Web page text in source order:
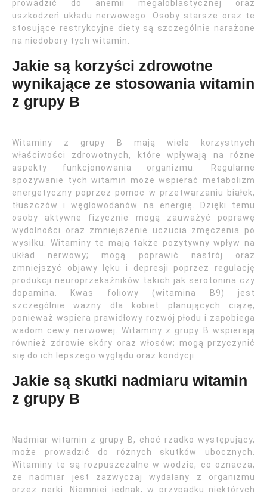
prowadzić do anemii megaloblastycznej oraz
uszkodzeń układu nerwowego. Osoby starsze oraz te
stosujące restrykcyjne diety są szczególnie narażone
na niedobory tych witamin.
Jakie są korzyści zdrowotne
wynikające ze stosowania witamin
z grupy B
Witaminy z grupy B mają wiele korzystnych
właściwości zdrowotnych, które wpływają na różne
aspekty funkcjonowania organizmu. Regularne
spożywanie tych witamin może wspierać metabolizm
energetyczny poprzez pomoc w przetwarzaniu białek,
tłuszczów i węglowodanów na energię. Dzięki temu
osoby aktywne fizycznie mogą zauważyć poprawę
wydolności oraz zmniejszenie uczucia zmęczenia po
wysiłku. Witaminy te mają także pozytywny wpływ na
układ nerwowy; mogą poprawić nastrój oraz
zmniejszyć objawy lęku i depresji poprzez regulację
produkcji neuroprzekaźników takich jak serotonina czy
dopamina. Kwas foliowy (witamina B9) jest
szczególnie ważny dla kobiet planujących ciążę,
ponieważ wspiera prawidłowy rozwój płodu i zapobiega
wadom cewy nerwowej. Witaminy z grupy B wspierają
również zdrowie skóry oraz włosów; mogą przyczynić
się do ich lepszego wyglądu oraz kondycji.
Jakie są skutki nadmiaru witamin
z grupy B
Nadmiar witamin z grupy B, choć rzadko występujący,
może prowadzić do różnych skutków ubocznych.
Witaminy te są rozpuszczalne w wodzie, co oznacza,
że nadmiar jest zazwyczaj wydalany z organizmu
przez nerki. Niemniej jednak, w przypadku niektórych